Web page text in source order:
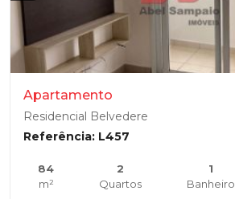
Apartamento
Residencial Belvedere
Referência: L457
84
m²
2
Quartos
1
Banheiro